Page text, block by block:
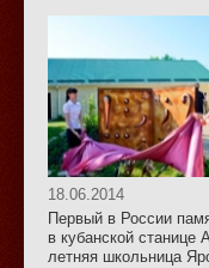
18.06.2014
Первый в России
в кубанской станице
летняя школьница